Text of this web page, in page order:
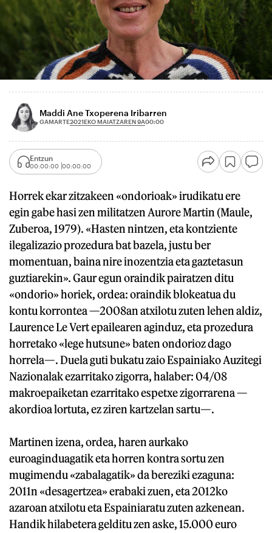
Maddi Ane Txoperena Iribarren
GAMARTE2021EKO MAIATZAREN 9A00:00
Entzun
00:00:00 00:00:00
Horrek ekar zitzakeen «ondorioak» irudikatu ere
egin gabe hasi zen militatzen Aurore Martin (Maule,
Zuberoa, 1979). «Hasten nintzen, eta kontziente
ilegalizazio prozedura bat bazela, justu ber
momentuan, baina nire inozentzia eta gaztetasun
guztiarekin». Gaur egun oraindik pairatzen ditu
«ondorio» horiek, ordea: oraindik blokeatua du
kontu korrontea —2008an atxilotu zuten lehen aldiz,
Laurence Le Vert epailearen aginduz, eta prozedura
horretako «lege hutsune» baten ondorioz dago
horrela—. Duela guti bukatu zaio Espainiako Auzitegi
Nazionalak ezarritako zigorra, halaber: 04/08
makroepaiketan ezarritako espetxe zigorrarena —
akordioa lortuta, ez ziren kartzelan sartu—.
Martinen izena, ordea, haren aurkako
euroaginduagatik eta horren kontra sortu zen
mugimendu «zabalagatik» da bereziki ezaguna:
2011n «desagertzea» erabaki zuen, eta 2012ko
azaroan atxilotu eta Espainiaratu zuten azkenean.
Handik hilabetera gelditu zen aske, 15.000 euro